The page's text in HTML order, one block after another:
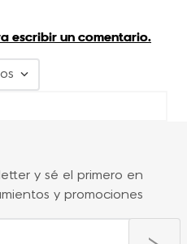
escribir un comentario.
y sé el primero en
y promociones